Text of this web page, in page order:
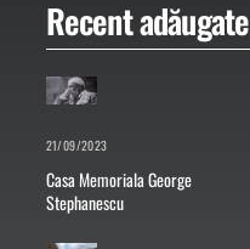
Recent adăugate
21/09/2023
Casa Memoriala George
Stephanescu